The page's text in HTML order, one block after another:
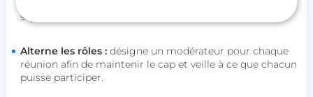
préparé, avec des notes et des questions sur le ou les
sujet(s) du jour.
Alterne les rôles :désigne un modérateur pour chaque
réunion afin de maintenir le cap et veille à ce que chacun
puisse participer.
Strictement nécessaires
Performance
Ciblage
Fonctionnalité Non classifiés